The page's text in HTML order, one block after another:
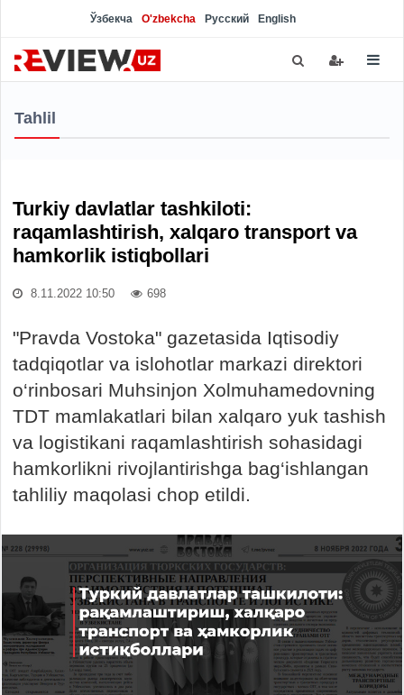
Ўзбекча O'zbekcha Русский English
Tahlil
Turkiy davlatlar tashkiloti:
raqamlashtirish, xalqaro transport va
hamkorlik istiqbollari
8.11.2022 10:50 698
"Pravda Vostoka" gazetasida Iqtisodiy
tadqiqotlar va islohotlar markazi direktori
o‘rinbosari Muhsinjon Xolmuhamedovning
TDT mamlakatlari bilan xalqaro yuk tashish
va logistikani raqamlashtirish sohasidagi
hamkorlikni rivojlantirishga bag‘ishlangan
tahliliy maqolasi chop etildi.